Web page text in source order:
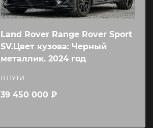
Land Rover Range Rover Sport
SV.Цвет кузова: Черный
металлик. 2024 год
В ПУТИ
39 450 000 ₽